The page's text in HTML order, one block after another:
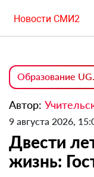
Новости СМИ2
Образование
Автор:
9 августа 2026,
Двести
жизнь: